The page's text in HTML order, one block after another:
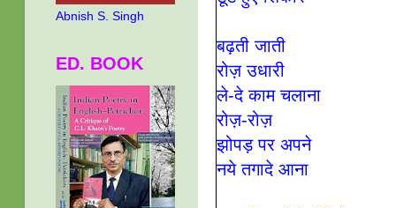
बढ़ती जाती
रोज़ उधारी
ले-दे काम चलाना
रोज़-रोज़
झोपड़ पर अपने
नये तगादे आना
Abnish S. Singh
ED. BOOK